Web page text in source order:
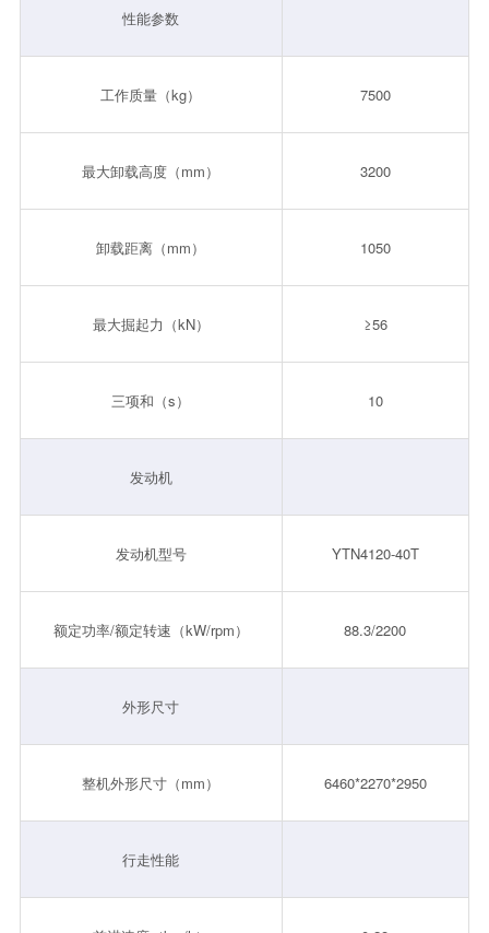
性能参数
工作质量（kg） 7500
最大卸载高度（mm） 3200
卸载距离（mm） 1050
最大掘起力（kN） ≥56
三项和（s） 10
发动机
发动机型号 YTN4120-40T
额定功率/额定转速（kW/rpm） 88.3/2200
外形尺寸
整机外形尺寸（mm） 6460*2270*2950
行走性能